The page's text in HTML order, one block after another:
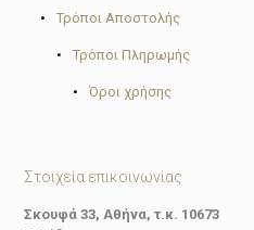
• Τρόποι Αποστολής
• Τρόποι Πληρωμής
• Όροι χρήσης
Στοιχεία επικοινωνίας
Σκουφά 33, Αθήνα, τ.κ. 10673